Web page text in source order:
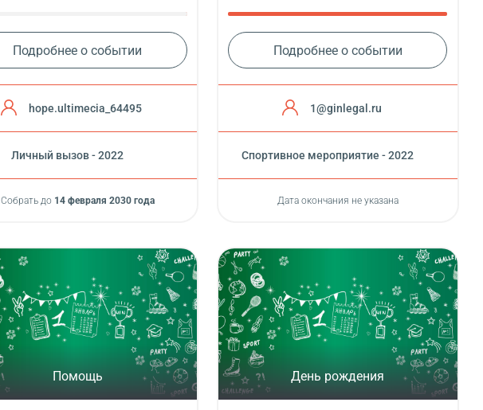
Подробнее о событии
hope.ultimecia_64495
Личный вызов - 2022
Собрать до 14 февраля 2030 года
Подробнее о событии
1@ginlegal.ru
Cпортивное мероприятие - 2022
Дата окончания не указана
Помощь День рождения